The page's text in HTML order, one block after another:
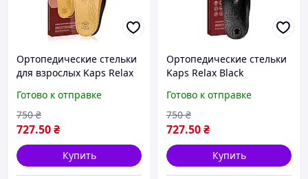
Ортопедические стельки
для взрослых Kaps Relax
Готово к отправке
727.50₴
750 ₴
Купить
Ортопедические стельки
Kaps Relax Black
Готово к отправке
727.50₴
750 ₴
Купить